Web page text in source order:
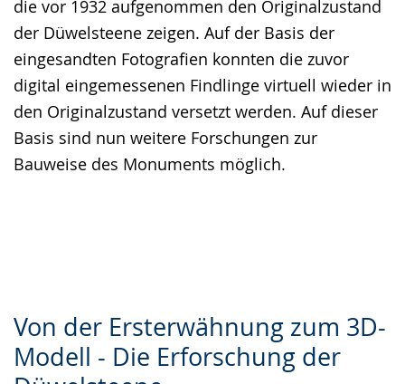
die vor 1932 aufgenommen den Originalzustand
der Düwelsteene zeigen. Auf der Basis der
eingesandten Fotografien konnten die zuvor
digital eingemessenen Findlinge virtuell wieder in
den Originalzustand versetzt werden. Auf dieser
Basis sind nun weitere Forschungen zur
Bauweise des Monuments möglich.
Von der Ersterwähnung zum 3D-
Modell - Die Erforschung der